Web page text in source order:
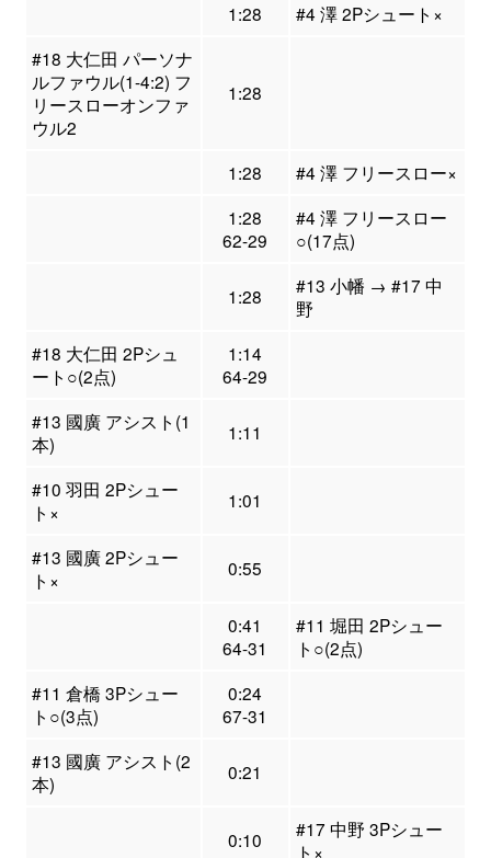
1:28
#4 澤 2Pシュート×
#18 大仁田 パーソナ
ルファウル(1-4:2) フ
リースローオンファ
ウル2
1:28
1:28
#4 澤 フリースロー×
1:28
62-29
#4 澤 フリースロー
○(17点)
1:28
#13 小幡 → #17 中
野
#18 大仁田 2Pシュ
ート○(2点)
1:14
64-29
#13 國廣 アシスト(1
本)
1:11
#10 羽田 2Pシュー
ト×
1:01
#13 國廣 2Pシュー
ト×
0:55
0:41
64-31
#11 堀田 2Pシュー
ト○(2点)
#11 倉橋 3Pシュー
ト○(3点)
0:24
67-31
#13 國廣 アシスト(2
本)
0:21
0:10
#17 中野 3Pシュー
ト×